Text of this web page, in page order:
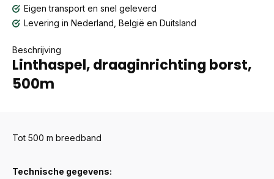
Eigen transport en snel geleverd
Levering in Nederland, België en Duitsland
Beschrijving
Linthaspel, draaginrichting borst,
500m
Tot 500 m breedband
Technische gegevens: